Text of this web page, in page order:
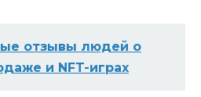
отзывы людей о
и NFT-играх